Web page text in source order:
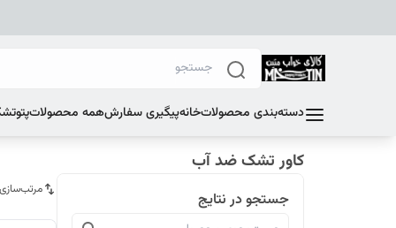
دسته‌بندی محصولاتخانهپیگیری سفارشهمه محصولاتپتو
کاور تشک ضد آب
جستجو در نتایج